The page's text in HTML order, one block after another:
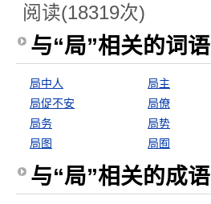
阅读(18319次)
与“局”相关的词语
局中人 局主
局促不安
局僚
局务
局势
局图
局囿
与“局”相关的成语